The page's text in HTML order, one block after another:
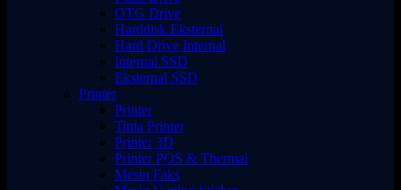
OTG Drive
Harddisk Eksternal
Hard Drive Internal
Internal SSD
Eksternal SSD
Printer
Printer
Tinta Printer
Printer 3D
Printer POS & Thermal
Mesin Faks